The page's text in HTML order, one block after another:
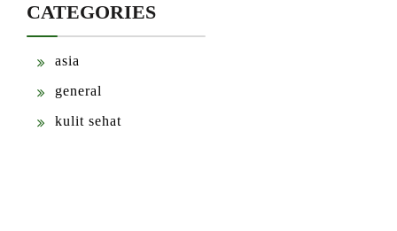
CATEGORIES
asia
general
kulit sehat